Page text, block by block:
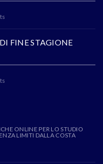
FINE STAGIONE
ONLINE PER LO STUDIO
LIMITI DALLA COSTA